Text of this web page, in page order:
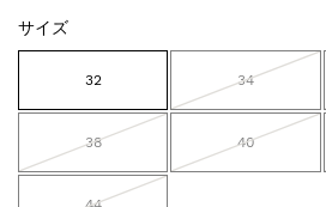
サイズ
32 34
38 40